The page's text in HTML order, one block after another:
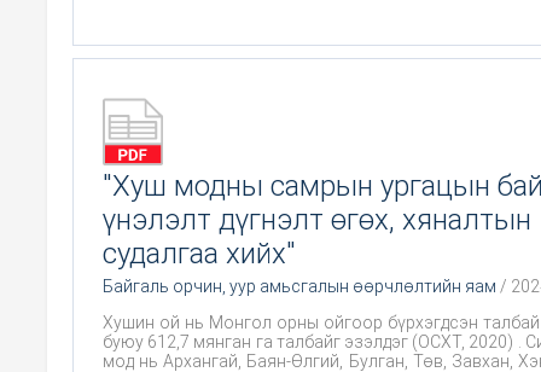
"Хуш модны самрын ургацын
үнэлэлт дүгнэлт өгөх, хяналтын
судалгаа хийх"
Байгаль орчин, уур амьсгалын өөрчлөлтийн яам /
Хушин ой нь Монгол орны ойгоор бүрхэгдсэн
буюу 612,7 мянган га талбайг эзэлдэг (ОСХТ, 2020) .
мод нь Архангай, Баян-Өлгий, Булган, Төв, Завхан,